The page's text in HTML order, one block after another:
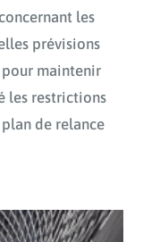
les
prévisions
pour maintenir
les restrictions
de relance